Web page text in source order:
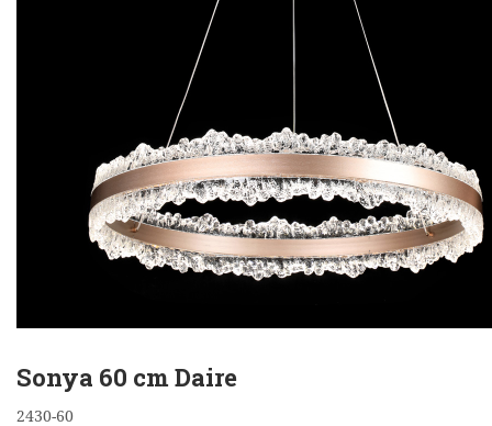
Sonya 60 cm Daire
2430-60